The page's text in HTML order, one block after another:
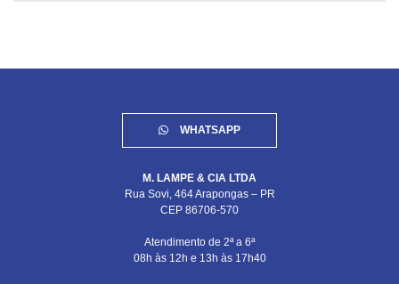
WHATSAPP
M. LAMPE & CIA LTDA
Rua Sovi, 464 Arapongas – PR
CEP 86706-570
Atendimento de 2ª a 6ª
08h às 12h e 13h às 17h40